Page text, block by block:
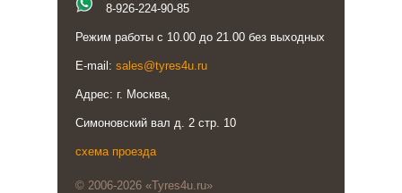
8-926-224-90-85
Режим работы с 10.00 до 21.00 без выходных
E-mail: sales@tyres4u.ru
Адрес: г. Москва,
Симоновский вал д. 2 стр. 10
схема проезда
© 2006-2026 «Tyres4u.ru»